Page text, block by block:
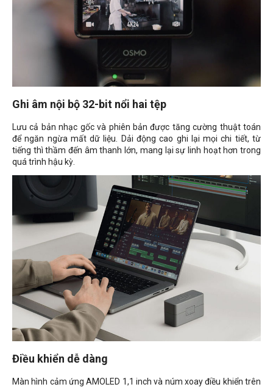
Ghi âm nội bộ 32-bit nổi hai tệp
Lưu cả bản nhạc gốc và phiên bản được tăng cường thuật toán
để ngăn ngừa mất dữ liệu. Dải động cao ghi lại mọi chi tiết, từ
tiếng thì thầm đến âm thanh lớn, mang lại sự linh hoạt hơn trong
quá trình hậu kỳ.
Điều khiển dễ dàng
Màn hình cảm ứng AMOLED 1,1 inch và núm xoay điều khiển trên